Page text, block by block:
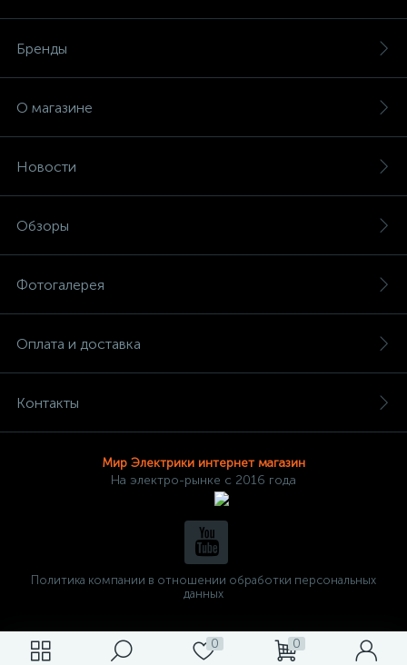
0
0
Бренды
О магазине
Новости
Обзоры
Фотогалерея
Оплата и доставка
Контакты
Мир Электрики интернет магазин
На электро-рынке с 2016 года
Политика компании в отношении обработки персональных
данных